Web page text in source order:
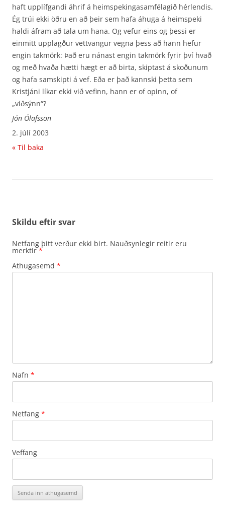
haft upplífgandi áhrif á heimspekingasamfélagið hérlendis.
Ég trúi ekki öðru en að þeir sem hafa áhuga á heimspeki
haldi áfram að tala um hana. Og vefur eins og þessi er
einmitt upplagður vettvangur vegna þess að hann hefur
engin takmörk: Það eru nánast engin takmörk fyrir því hvað
og með hvaða hætti hægt er að birta, skiptast á skoðunum
og hafa samskipti á vef. Eða er það kannski þetta sem
Kristjáni líkar ekki við vefinn, hann er of opinn, of
„víðsýnn“?
Jón Ólafsson
2. júlí 2003
« Til baka
Skildu eftir svar
Netfang þitt verður ekki birt. Nauðsynlegir reitir eru
merktir*
Athugasemd *
Nafn *
Netfang *
Veffang